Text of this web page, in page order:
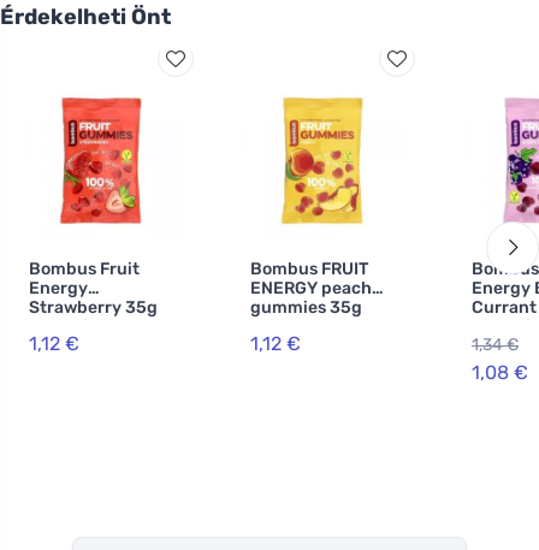
Érdekelheti Önt
Bombus Fruit
Energy
Strawberry 35g
Gummies
1,12 €
Bombus FRUIT
ENERGY peach
gummies 35g
1,12 €
Energy
Currant 35g
1,34 €
1,08 €